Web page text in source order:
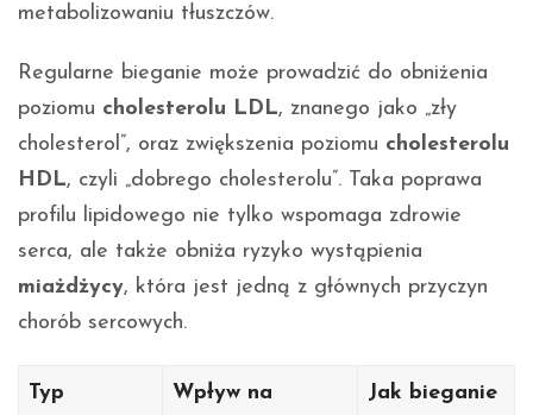
metabolizowaniu tłuszczów.
Regularne bieganie może prowadzić do obniżenia
poziomu cholesterolu LDL, znanego jako „zły
cholesterol”, oraz zwiększenia poziomu cholesterolu
HDL, czyli „dobrego cholesterolu”. Taka poprawa
profilu lipidowego nie tylko wspomaga zdrowie
serca, ale także obniża ryzyko wystąpienia
miażdżycy, która jest jedną z głównych przyczyn
chorób sercowych.
Typ
Wpływ na
Jak bieganie